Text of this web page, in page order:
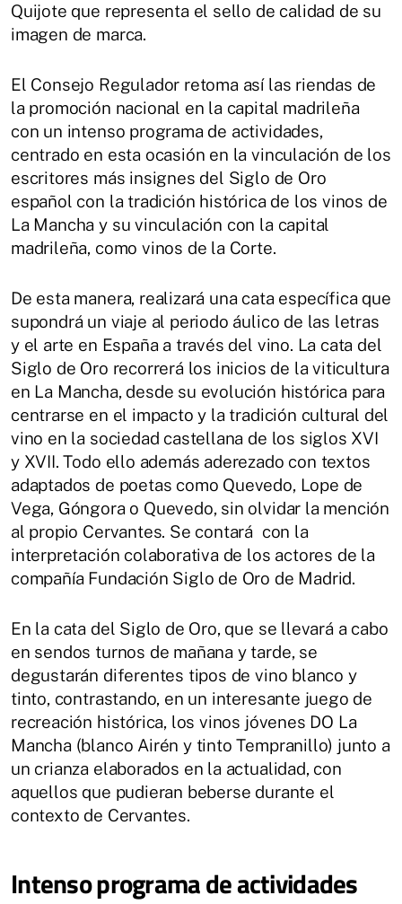
Quijote que representa el sello de calidad de su
imagen de marca.
El Consejo Regulador retoma así las riendas de
la promoción nacional en la capital madrileña
con un intenso programa de actividades,
centrado en esta ocasión en la vinculación de los
escritores más insignes del Siglo de Oro
español con la tradición histórica de los vinos de
La Mancha y su vinculación con la capital
madrileña, como vinos de la Corte.
De esta manera, realizará una cata específica que
supondrá un viaje al periodo áulico de las letras
y el arte en España a través del vino. La cata del
Siglo de Oro recorrerá los inicios de la viticultura
en La Mancha, desde su evolución histórica para
centrarse en el impacto y la tradición cultural del
vino en la sociedad castellana de los siglos XVI
y XVII. Todo ello además aderezado con textos
adaptados de poetas como Quevedo, Lope de
Vega, Góngora o Quevedo, sin olvidar la mención
al propio Cervantes. Se contará con la
interpretación colaborativa de los actores de la
compañía Fundación Siglo de Oro de Madrid.
En la cata del Siglo de Oro, que se llevará a cabo
en sendos turnos de mañana y tarde, se
degustarán diferentes tipos de vino blanco y
tinto, contrastando, en un interesante juego de
recreación histórica, los vinos jóvenes DO La
Mancha (blanco Airén y tinto Tempranillo) junto a
un crianza elaborados en la actualidad, con
aquellos que pudieran beberse durante el
contexto de Cervantes.
Intenso programa de actividades